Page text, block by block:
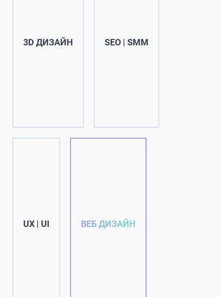
3D ДИЗАЙН SEO | SMM
UX | UI ВЕБ ДИЗАЙН